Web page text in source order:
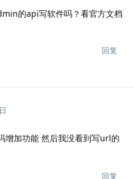
的api写软件吗？看官方文档
回复
增加功能 然后我没看到写url的
回复